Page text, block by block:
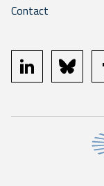
Contact
linkedin bluesky